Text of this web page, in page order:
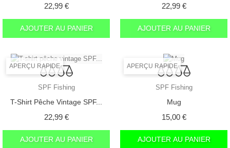
22,99 €Prix
AJOUTER AU PANIER
22,99 €Prix
AJOUTER AU PANIER
APERÇU RAPIDE
SPF Fishing
T-Shirt Pêche Vintage SPF...
22,99 €Prix
AJOUTER AU PANIER
APERÇU RAPIDE
SPF Fishing
Mug
15,00 €Prix
AJOUTER AU PANIER